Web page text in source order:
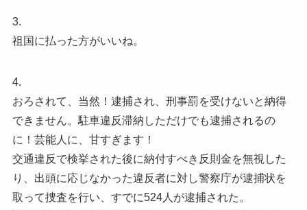
3.
祖国に払った方がいいね。
4.
おろされて、当然！逮捕され、刑事罰を受けないと納得
できません。駐車違反滞納しただけでも逮捕されるの
に！芸能人に、甘すぎます！
交通違反で検挙された後に納付すべき反則金を無視した
り、出頭に応じなかった違反者に対し警察庁が逮捕状を
取って捜査を行い、すでに524人が逮捕された。